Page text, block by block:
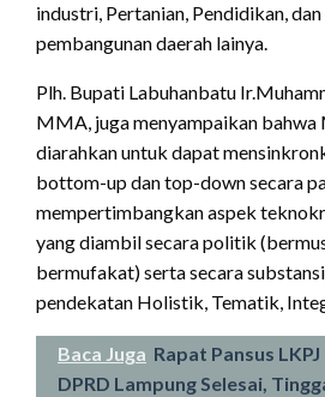
industri, Pertanian, Pendidikan,
pembangunan daerah lainya.
Plh. Bupati Labuhanbatu
MMA, juga menyampaikan bahwa
diarahkan untuk dapat
bottom-up dan top-down secara
mempertimbangkan aspek
yang diambil secara politik
bermufakat) serta secara
pendekatan Holistik, Tematik,
Baca Juga Rapat Pansus LKPJ
DPRD Lampung Selesai,